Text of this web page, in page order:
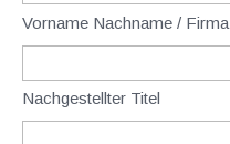
Vorname Nachname / Firma
Nachgestellter Titel